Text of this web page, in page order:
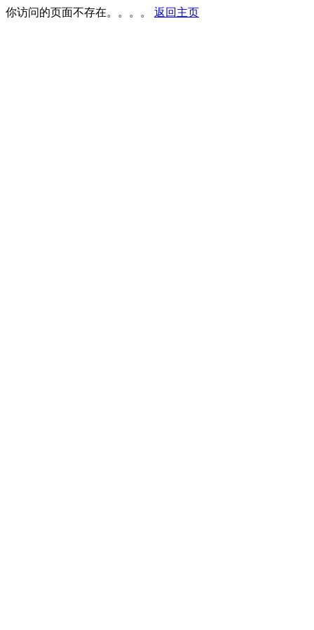
你访问的页面不存在。。。。 返回主页